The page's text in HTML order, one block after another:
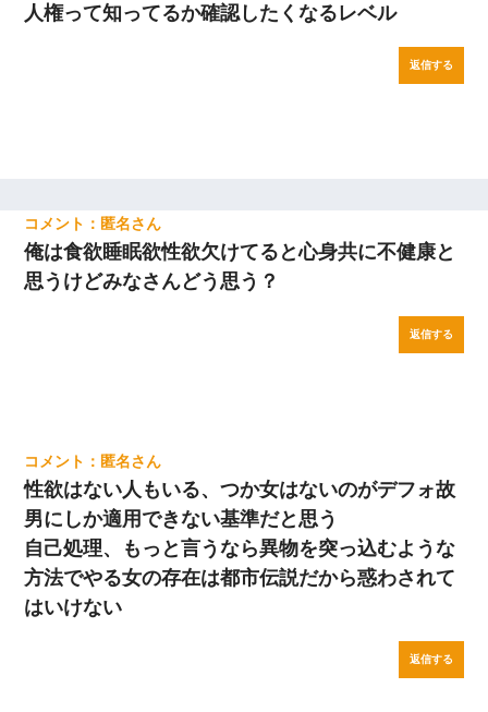
人権って知ってるか確認したくなるレベル
返信する
匿名
俺は食欲睡眠欲性欲欠けてると心身共に不健康と
思うけどみなさんどう思う？
返信する
匿名
性欲はない人もいる、つか女はないのがデフォ故
男にしか適用できない基準だと思う
自己処理、もっと言うなら異物を突っ込むような
方法でやる女の存在は都市伝説だから惑わされて
はいけない
返信する